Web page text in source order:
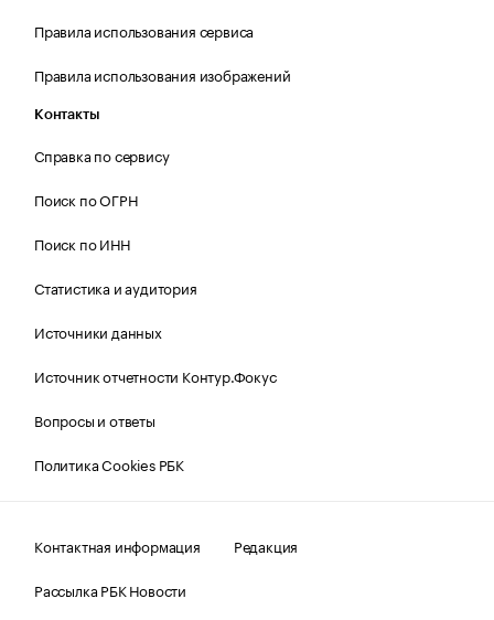
Правила использования сервиса
Правила использования изображений
Контакты
Справка по сервису
Поиск по ОГРН
Поиск по ИНН
Статистика и аудитория
Источники данных
Источник отчетности Контур.Фокус
Вопросы и ответы
Политика Cookies РБК
Контактная информация
Редакция
Рассылка РБК Новости